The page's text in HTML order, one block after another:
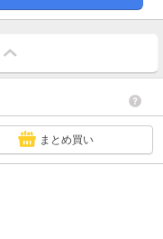
まとめ買い